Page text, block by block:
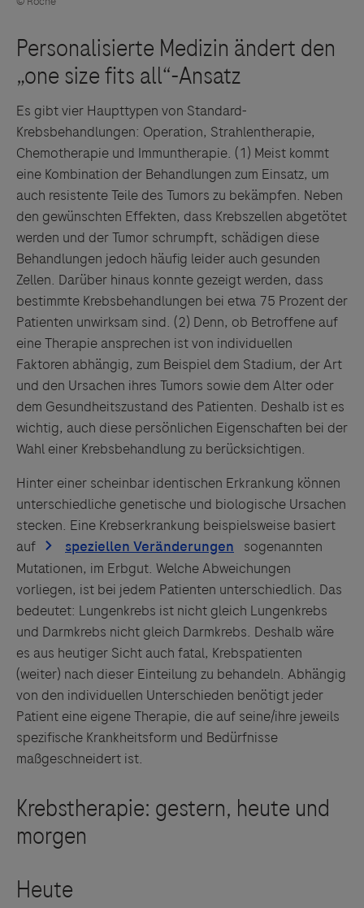
Es gibt vier Haupttypen von Standard-
Krebsbehandlungen: Operation, Strahlentherapie,
Chemotherapie und Immuntherapie. (1) Meist kommt
eine Kombination der Behandlungen zum Einsatz, um
auch resistente Teile des Tumors zu bekämpfen. Neben
den gewünschten Effekten, dass Krebszellen abgetötet
werden und der Tumor schrumpft, schädigen diese
Behandlungen jedoch häufig leider auch gesunden
Zellen. Darüber hinaus konnte gezeigt werden, dass
bestimmte Krebsbehandlungen bei etwa 75 Prozent der
Patienten unwirksam sind. (2) Denn, ob Betroffene auf
eine Therapie ansprechen ist von individuellen
Faktoren abhängig, zum Beispiel dem Stadium, der Art
und den Ursachen ihres Tumors sowie dem Alter oder
dem Gesundheitszustand des Patienten. Deshalb ist es
wichtig, auch diese persönlichen Eigenschaften bei der
Wahl einer Krebsbehandlung zu berücksichtigen.
Hinter einer scheinbar identischen Erkrankung können
unterschiedliche genetische und biologische Ursachen
stecken. Eine Krebserkrankung beispielsweise basiert
auf
sogenannten
Mutationen, im Erbgut. Welche Abweichungen
vorliegen, ist bei jedem Patienten unterschiedlich. Das
bedeutet: Lungenkrebs ist nicht gleich Lungenkrebs
und Darmkrebs nicht gleich Darmkrebs. Deshalb wäre
es aus heutiger Sicht auch fatal, Krebspatienten
(weiter) nach dieser Einteilung zu behandeln. Abhängig
von den individuellen Unterschieden benötigt jeder
Patient eine eigene Therapie, die auf seine/ihre jeweils
spezifische Krankheitsform und Bedürfnisse
maßgeschneidert ist.